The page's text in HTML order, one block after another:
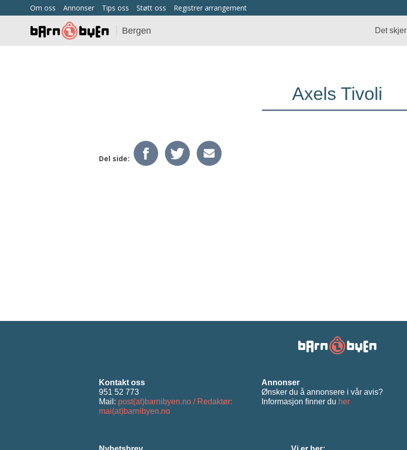
Om oss Annonser Tips oss Støtt oss Registrer arrangement
Bergen Det skjer
Axels Tivoli
Del side:
Kontakt oss
951 52 773
Mail: post(at)barnibyen.no / Redaktør:
mai(at)barnibyen.no
Annonser
Ønsker du å annonsere i vår avis?
Informasjon ﬁnner du her